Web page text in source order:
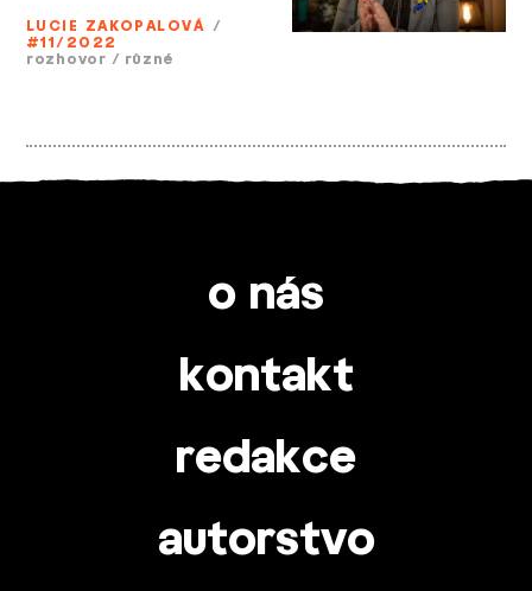
LUCIE ZAKOPALOVÁ /
#11/2022
rozhovor / různé
o nás
kontakt
redakce
autorstvo